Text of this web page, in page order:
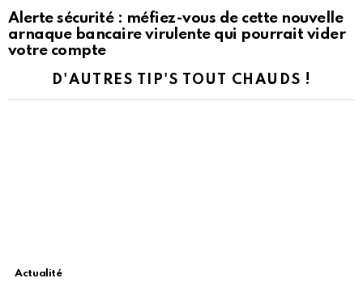
Alerte sécurité : méfiez-vous de cette nouvelle
arnaque bancaire virulente qui pourrait vider
votre compte
D'AUTRES TIP'S TOUT CHAUDS !
Actualité